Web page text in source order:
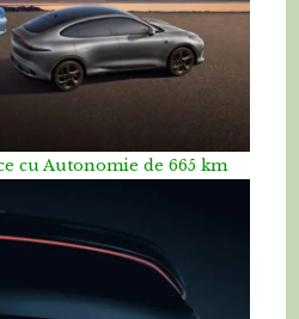
cu Autonomie de 665 km